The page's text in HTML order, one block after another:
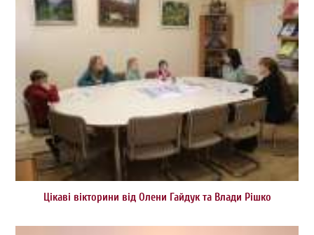
Цікаві вікторини від Олени Гайдук та Влади Рішко